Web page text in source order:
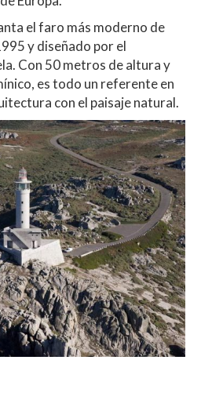
el faro más moderno de
y diseñado por el
Con 50 metros de altura y
es todo un referente en
con el paisaje natural.